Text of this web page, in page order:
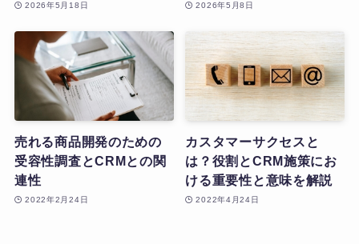
2026年5月18日 2026年5月8日
売れる商品開発のための
受容性調査とCRMとの関
連性
2022年2月24日
カスタマーサクセスと
は？役割とCRM施策にお
ける重要性と意味を解説
2022年4月24日